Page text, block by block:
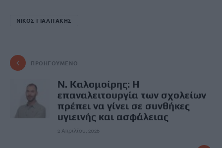
ΝΙΚΟΣ ΓΙΑΛΙΤΑΚΗΣ
ΠΡΟΗΓΟΎΜΕΝΟ
Ν. Καλομοίρης: Η
επαναλειτουργία των σχολείων
πρέπει να γίνει σε συνθήκες
υγιεινής και ασφάλειας
2 Απριλίου, 2026